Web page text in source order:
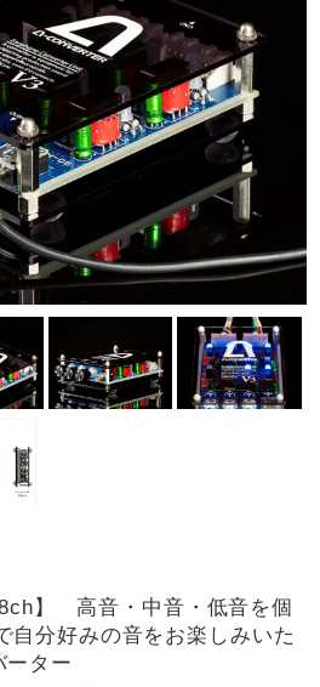
】 高音・中音・低音を個
自分好みの音をお楽しみいた
ーター